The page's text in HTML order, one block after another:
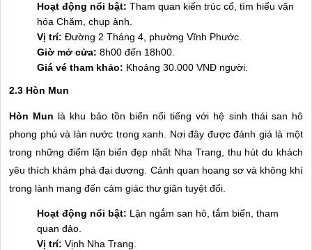
Hoạt động nổi bật: Tham quan kiến trúc cổ, tìm hiểu văn
hóa Chăm, chụp ảnh.
Vị trí: Đường 2 Tháng 4, phường Vĩnh Phước.
Giờ mở cửa: 8h00 đến 18h00.
Giá vé tham khảo: Khoảng 30.000 VNĐ người.
2.3 Hòn Mun
Hòn Mun là khu bảo tồn biển nổi tiếng với hệ sinh thái san hô
phong phú và làn nước trong xanh. Nơi đây được đánh giá là một
trong những điểm lặn biển đẹp nhất Nha Trang, thu hút du khách
yêu thích khám phá đại dương. Cảnh quan hoang sơ và không khí
trong lành mang đến cảm giác thư giãn tuyệt đối.
Hoạt động nổi bật: Lặn ngắm san hô, tắm biển, tham
quan đảo.
Vị trí: Vịnh Nha Trang.